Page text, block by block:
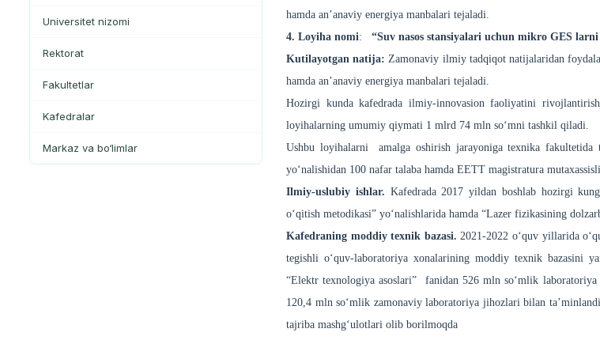
Universitet nizomi
Rektorat
Fakultetlar
Kafedralar
Markaz va bo‘limlar
hamda an’anaviy energiya manbalari tejaladi.
4. Loyiha nomi: “Suv nasos stansiyalari uchun mikro GES
Kutilayotgan natija: Zamonaviy ilmiy tadqiqot natijalaridan
hamda an’anaviy energiya manbalari tejaladi.
Hozirgi kunda kafedrada ilmiy-innovasion faoliyatini
loyihalarning umumiy qiymati 1 mlrd 74 mln so‘mni tashkil qiladi.
Ushbu loyihalarni amalga oshirish jarayoniga texnika
yo‘nalishidan 100 nafar talaba hamda EETT magistratura
Ilmiy-uslubiy ishlar. Kafedrada 2017 yildan boshlab hozirgi
o‘qitish metodikasi” yo‘nalishlarida hamda “Lazer fizikasining
Kafedraning moddiy texnik bazasi. 2021-2022 o‘quv yillarida
tegishli o‘quv-laboratoriya xonalarining moddiy texnik bazasini
“Elektr texnologiya asoslari” fanidan 526 mln so‘mlik
120,4 mln so‘mlik zamonaviy laboratoriya jihozlari bilan
tajriba mashg‘ulotlari olib borilmoqda